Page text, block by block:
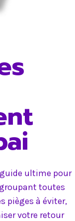
ultime pour
toutes
pièges à éviter,
votre retour